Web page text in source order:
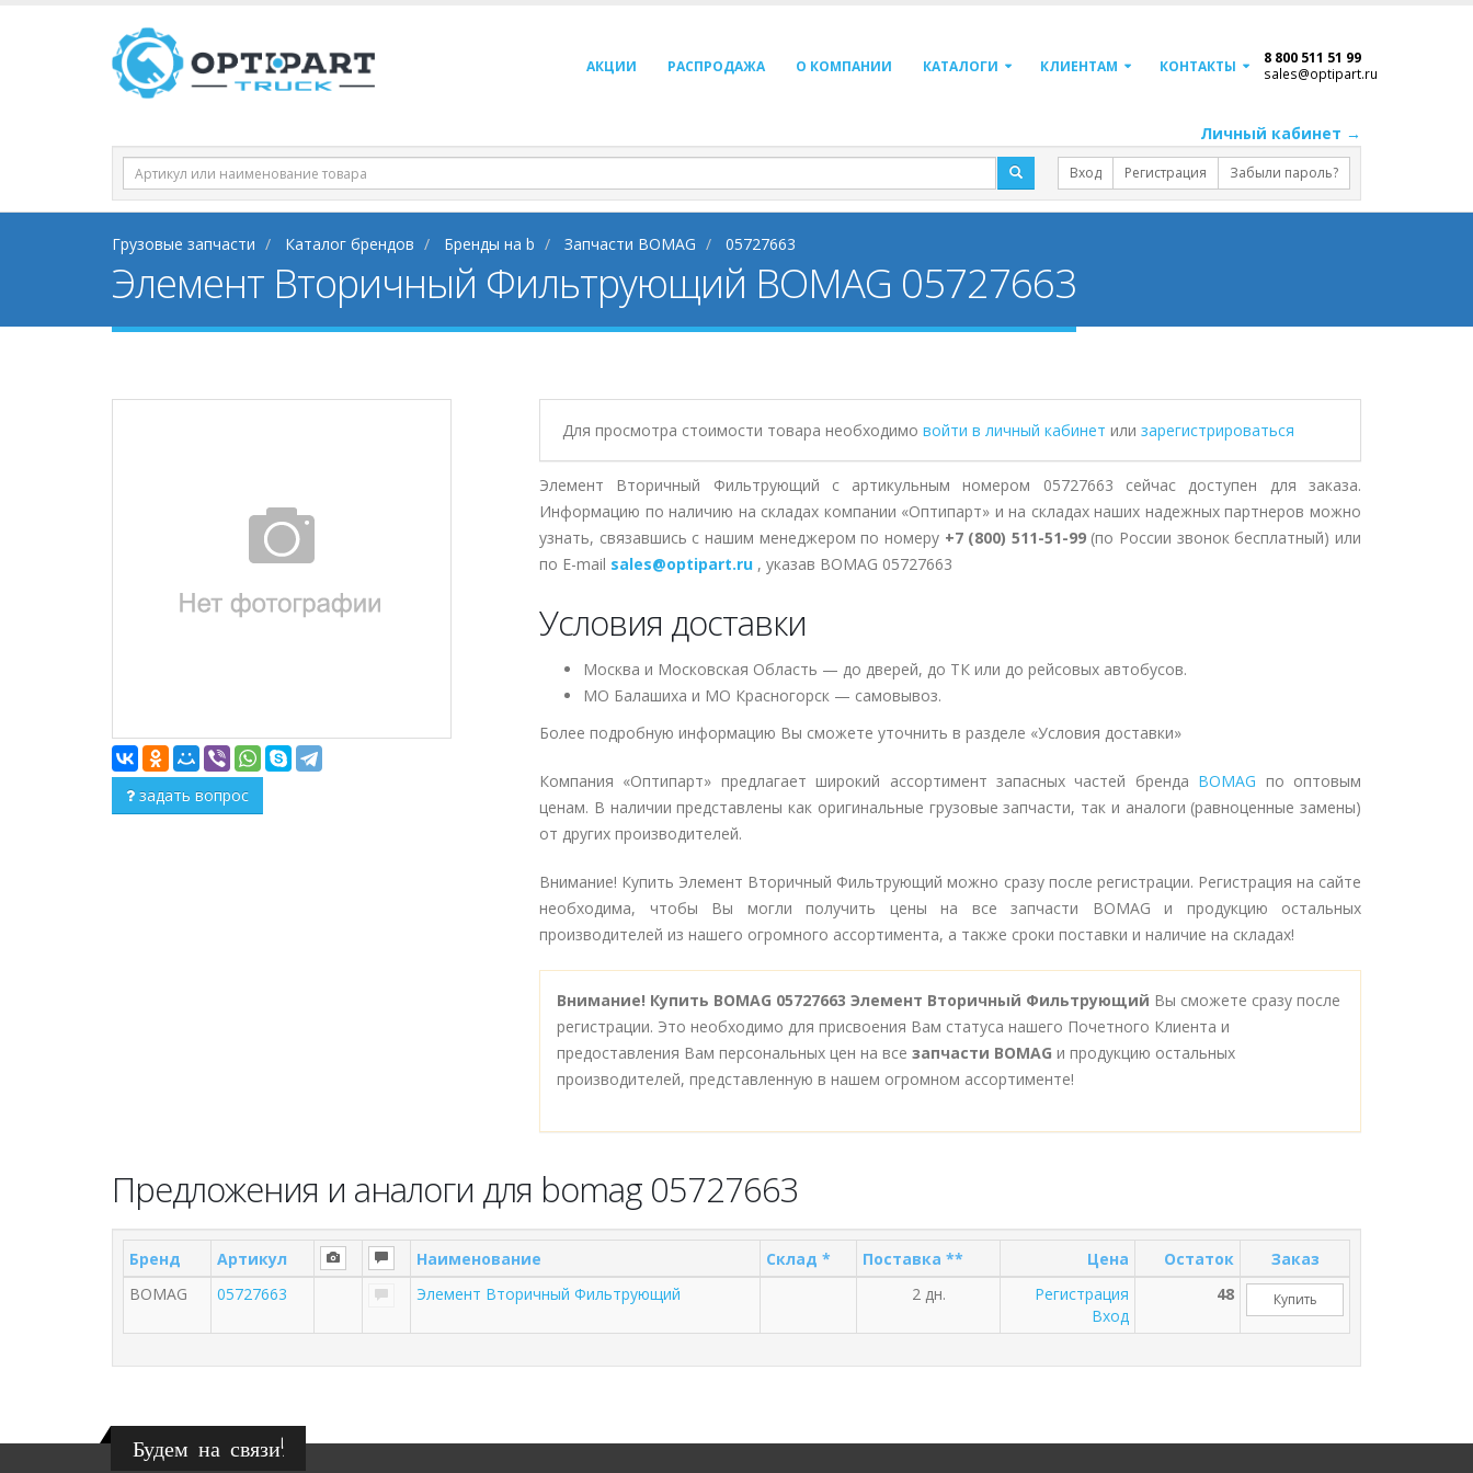
АКЦИИ РАСПРОДАЖА О КОМПАНИИ КАТАЛОГИ КЛИЕНТАМ КОНТАКТЫ 8 800 511 51 99
sales@optipart.ru
Личный кабинет →
Вход Регистрация Забыли пароль?
Грузовые запчасти Каталог брендов Бренды на b Запчасти BOMAG 05727663
Элемент Вторичный Фильтрующий BOMAG 05727663
задать вопрос
Для просмотра стоимости товара необходимо войти в личный кабинет или зарегистрироваться
Элемент Вторичный Фильтрующий с артикульным номером 05727663 сейчас доступен для заказа.
Информацию по наличию на складах компании «Оптипарт» и на складах наших надежных партнеров можно
узнать, связавшись с нашим менеджером по номеру +7 (800) 511-51-99(по России звонок бесплатный) или
по E-mail sales@optipart.ru , указав BOMAG 05727663
Условия доставки
Москва и Московская Область — до дверей, до ТК или до рейсовых автобусов.
МО Балашиха и МО Красногорск — самовывоз.
Более подробную информацию Вы сможете уточнить в разделе «Условия доставки»
Компания «Оптипарт» предлагает широкий ассортимент запасных частей бренда BOMAG по оптовым
ценам. В наличии представлены как оригинальные грузовые запчасти, так и аналоги (равноценные замены)
от других производителей.
Внимание! Купить Элемент Вторичный Фильтрующий можно сразу после регистрации. Регистрация на сайте
необходима, чтобы Вы могли получить цены на все запчасти BOMAG и продукцию остальных
производителей из нашего огромного ассортимента, а также сроки поставки и наличие на складах!
Внимание! Купить BOMAG 05727663 Элемент Вторичный Фильтрующий Вы сможете сразу после
регистрации. Это необходимо для присвоения Вам статуса нашего Почетного Клиента и
предоставления Вам персональных цен на все запчасти BOMAG и продукцию остальных
производителей, представленную в нашем огромном ассортименте!
Предложения и аналоги для bomag 05727663
Бренд Артикул Наименование Склад * Поставка ** Цена Остаток
Заказ
BOMAG
05727663 Элемент Вторичный Фильтрующий 2 дн.
Регистрация
Вход
48 Купить
Будем на связи!